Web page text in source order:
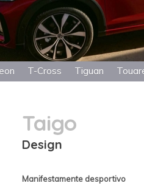
T-Cross Tiguan
Taigo
Design
Manifestamente desportivo